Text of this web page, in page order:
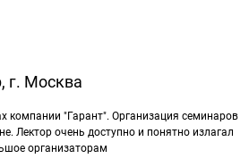
г. Москва
компании "Гарант". Организация семинаров
Лектор очень доступно и понятно излагал
организаторам